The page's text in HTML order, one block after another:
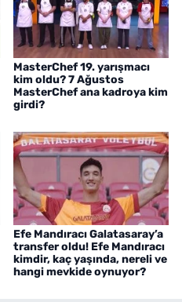
MasterChef 19. yarışmacı
kim oldu? 7 Ağustos
MasterChef ana kadroya kim
girdi?
Efe Mandıracı Galatasaray’a
transfer oldu! Efe Mandıracı
kimdir, kaç yaşında, nereli ve
hangi mevkide oynuyor?